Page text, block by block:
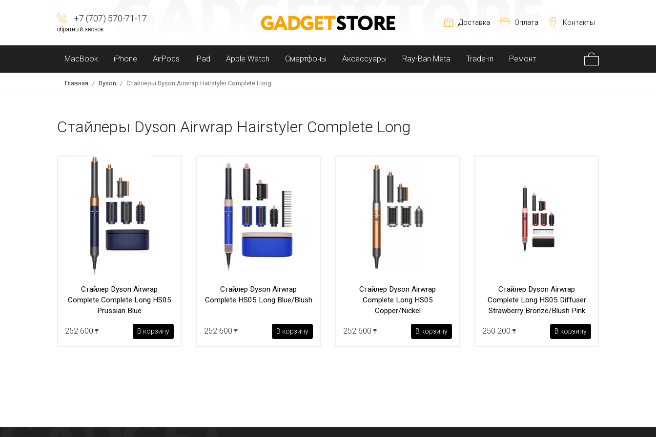
+7 (707) 570-71-17
обратный звонок
Доставка Оплата Контакты
MacBook iPhone AirPods iPad Apple Watch Смартфоны Аксессуары Ray-Ban Meta Trade-in Ремонт
Главная Dyson Стайлеры Dyson Airwrap Hairstyler Complete Long
Стайлеры Dyson Airwrap Hairstyler Complete Long
Стайлер Dyson Airwrap
Complete Complete Long HS05
Prussian Blue
252 600 ₸ В корзину
Стайлер Dyson Airwrap
Complete HS05 Long Blue/Blush
252 600 ₸ В корзину
Стайлер Dyson Airwrap
Complete Long HS05
Copper/Nickel
252 600 ₸ В корзину
Стайлер Dyson Airwrap
Complete Long HS05 Diffuser
Strawberry Bronze/Blush Pink
250 200 ₸ В корзину